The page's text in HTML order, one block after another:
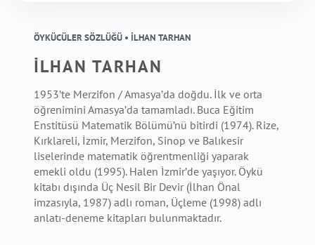
ÖYKÜCÜLER SÖZLÜĞÜ • İLHAN TARHAN
İLHAN TARHAN
1953’te Merzifon / Amasya’da doğdu. İlk ve orta
öğrenimini Amasya’da tamamladı. Buca Eğitim
Enstitüsü Matematik Bölümü’nü bitirdi (1974). Rize,
Kırklareli, İzmir, Merzifon, Sinop ve Balıkesir
liselerinde matematik öğrentmenliği yaparak
emekli oldu (1995). Halen İzmir’de yaşıyor. Öykü
kitabı dışında Üç Nesil Bir Devir (İlhan Önal
imzasıyla, 1987) adlı roman, Üçleme (1998) adlı
anlatı-deneme kitapları bulunmaktadır.